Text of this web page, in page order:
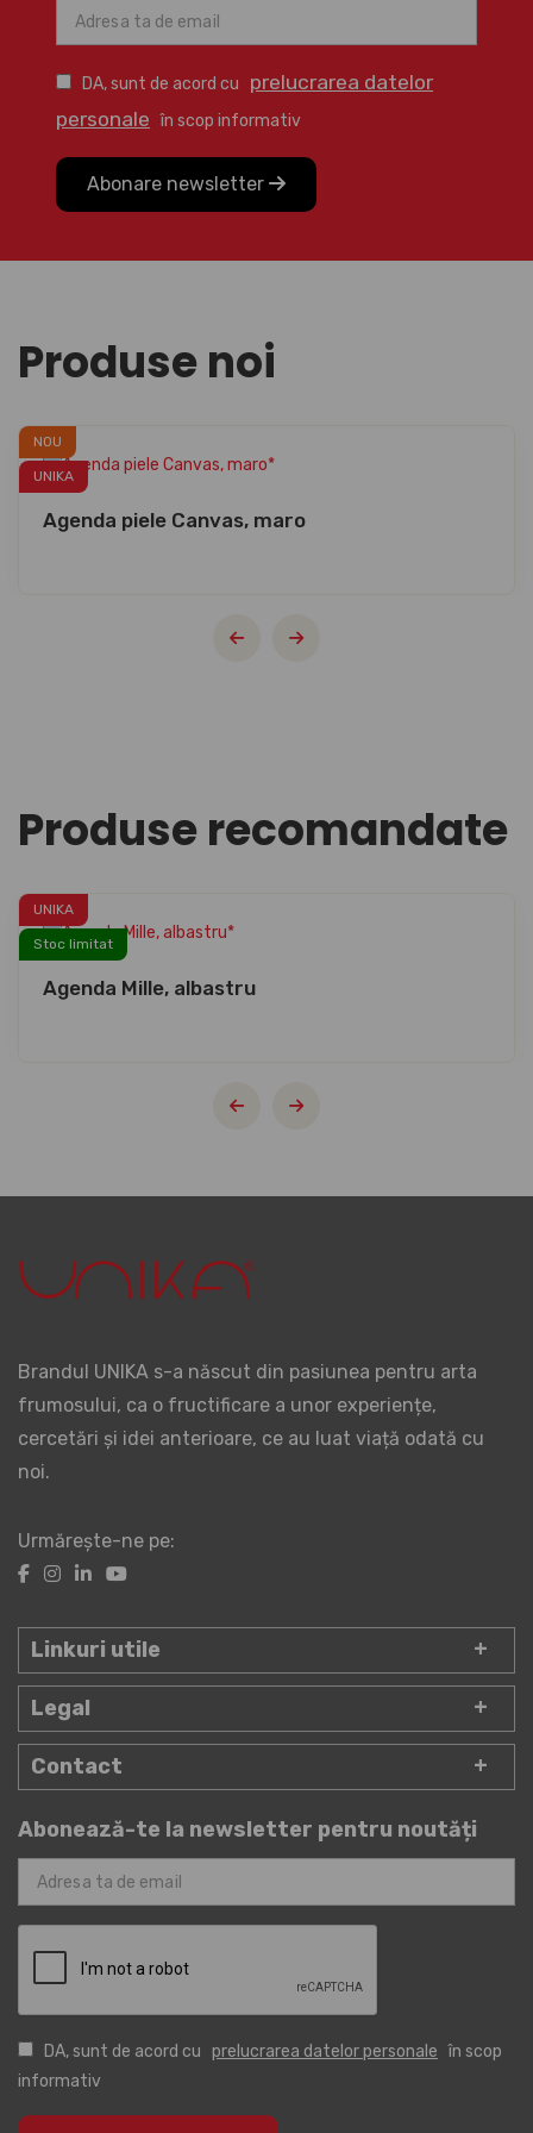
DA, sunt de acord cu
prelucrarea datelor
personale în scop informativ
Abonare newsletter
Produse noi
NOU
UNIKA
Agenda piele Canvas, maro
Produse recomandate
UNIKA
Stoc limitat
Agenda Mille, albastru
Brandul UNIKA s-a născut din pasiunea pentru arta
frumosului, ca o fructificare a unor experiențe,
cercetări și idei anterioare, ce au luat viață odată cu
noi.
Urmărește-ne pe:
Linkuri utile
Legal
Contact
Abonează-te la newsletter pentru noutăți
DA, sunt de acord cu prelucrarea datelor personale în scop
informativ